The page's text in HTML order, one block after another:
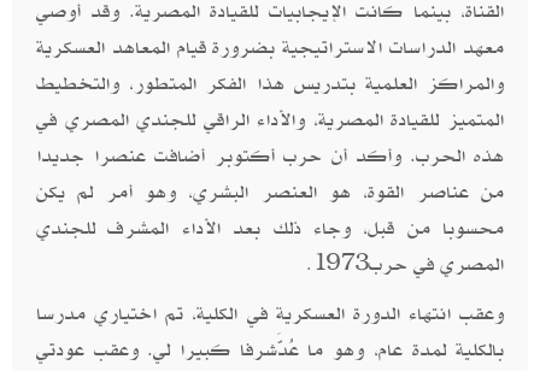
القناة، بينما كانت الإيجابيات للقيادة المصرية. وقد أوصي
معهد الدراسات الاستراتيجية بضرورة قيام المعاهد العسكرية
والمراكز العلمية بتدريس هذا الفكر المتطور، والتخطيط
المتميز للقيادة المصرية، والأداء الراقي للجندي المصري في
هذه الحرب. وأكد أن حرب أكتوبر أضافت عنصرا جديدا
من عناصر القوة، هو العنصر البشري، وهو أمر لم يكن
محسوبا من قبل، وجاء ذلك بعد الأداء المشرف للجندي
المصري في حرب1973
.
وعقب انتهاء الدورة العسكرية في الكلية، تم اختياري مدرسا
بالكلية لمدة عام، وهو ما عُدَّشرفا كبيرا لي. وعقب عودتي